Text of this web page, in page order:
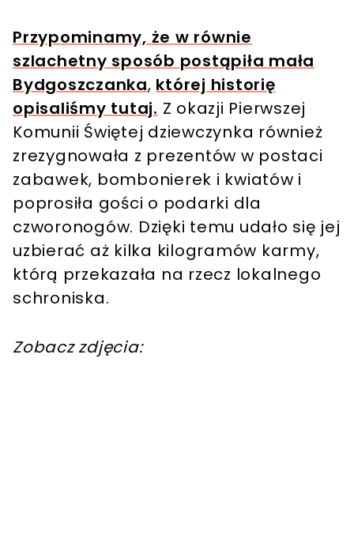
Przypominamy, że w równie
szlachetny sposób postąpiła mała
Bydgoszczanka, której historię
opisaliśmy tutaj. Z okazji Pierwszej
Komunii Świętej dziewczynka również
zrezygnowała z prezentów w postaci
zabawek, bombonierek i kwiatów i
poprosiła gości o podarki dla
czworonogów. Dzięki temu udało się jej
uzbierać aż kilka kilogramów karmy,
którą przekazała na rzecz lokalnego
schroniska.
Zobacz zdjęcia: